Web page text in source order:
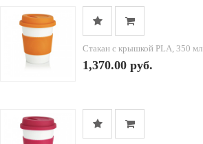
Стакан с крышкой PLA, 350 мл
1,370.00 руб.